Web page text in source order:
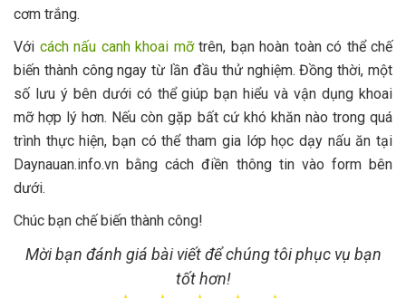
cơm trắng.
Với cách nấu canh khoai mỡtrên, bạn hoàn toàn có thể chế
biến thành công ngay từ lần đầu thử nghiệm. Đồng thời, một
số lưu ý bên dưới có thể giúp bạn hiểu và vận dụng khoai
mỡ hợp lý hơn. Nếu còn gặp bất cứ khó khăn nào trong quá
trình thực hiện, bạn có thể tham gia lớp học dạy nấu ăn tại
Daynauan.info.vn bằng cách điền thông tin vào form bên
dưới.
Chúc bạn chế biến thành công!
Mời bạn đánh giá bài viết để chúng tôi phục vụ bạn
tốt hơn!